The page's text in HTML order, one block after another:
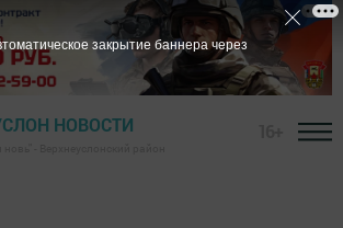
НОВОСТИ
закрытие баннера через